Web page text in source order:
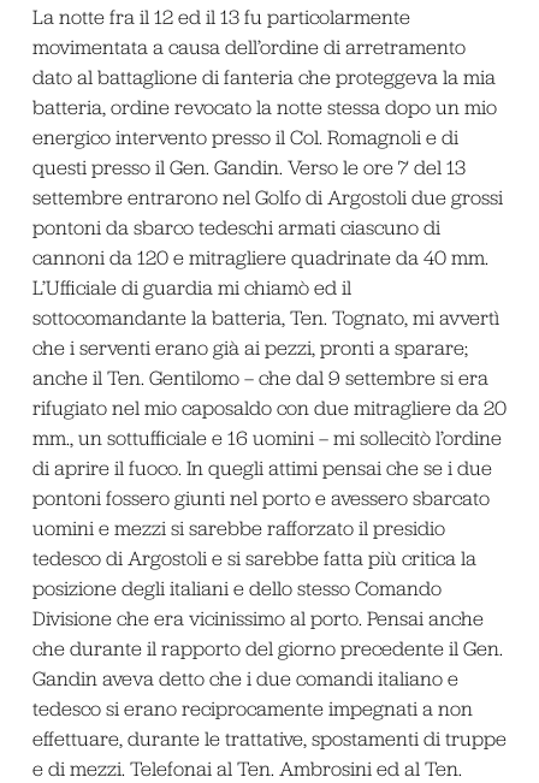
La notte fra il 12 ed il 13 fu particolarmente
movimentata a causa dell’ordine di arretramento
dato al battaglione di fanteria che proteggeva la mia
batteria, ordine revocato la notte stessa dopo un mio
energico intervento presso il Col. Romagnoli e di
questi presso il Gen. Gandin. Verso le ore 7 del 13
settembre entrarono nel Golfo di Argostoli due grossi
pontoni da sbarco tedeschi armati ciascuno di
cannoni da 120 e mitragliere quadrinate da 40 mm.
L’Ufficiale di guardia mi chiamò ed il
sottocomandante la batteria, Ten. Tognato, mi avvertì
che i serventi erano già ai pezzi, pronti a sparare;
anche il Ten. Gentilomo – che dal 9 settembre si era
rifugiato nel mio caposaldo con due mitragliere da 20
mm., un sottufficiale e 16 uomini – mi sollecitò l’ordine
di aprire il fuoco. In quegli attimi pensai che se i due
pontoni fossero giunti nel porto e avessero sbarcato
uomini e mezzi si sarebbe rafforzato il presidio
tedesco di Argostoli e si sarebbe fatta più critica la
posizione degli italiani e dello stesso Comando
Divisione che era vicinissimo al porto. Pensai anche
che durante il rapporto del giorno precedente il Gen.
Gandin aveva detto che i due comandi italiano e
tedesco si erano reciprocamente impegnati a non
effettuare, durante le trattative, spostamenti di truppe
e di mezzi. Telefonai al Ten. Ambrosini ed al Ten.